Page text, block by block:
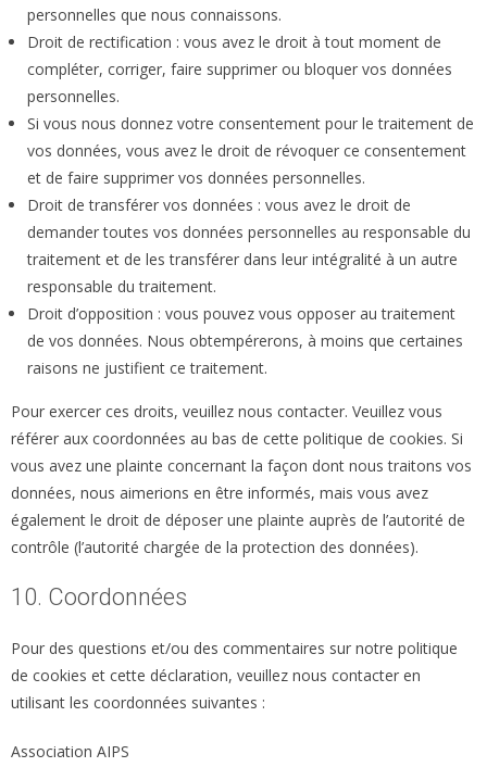
personnelles que nous connaissons.
Droit de rectification : vous avez le droit à tout moment de
compléter, corriger, faire supprimer ou bloquer vos données
personnelles.
Si vous nous donnez votre consentement pour le traitement de
vos données, vous avez le droit de révoquer ce consentement
et de faire supprimer vos données personnelles.
Droit de transférer vos données : vous avez le droit de
demander toutes vos données personnelles au responsable du
traitement et de les transférer dans leur intégralité à un autre
responsable du traitement.
Droit d’opposition : vous pouvez vous opposer au traitement
de vos données. Nous obtempérerons, à moins que certaines
raisons ne justifient ce traitement.
Pour exercer ces droits, veuillez nous contacter. Veuillez vous
référer aux coordonnées au bas de cette politique de cookies. Si
vous avez une plainte concernant la façon dont nous traitons vos
données, nous aimerions en être informés, mais vous avez
également le droit de déposer une plainte auprès de l’autorité de
contrôle (l’autorité chargée de la protection des données).
10. Coordonnées
Pour des questions et/ou des commentaires sur notre politique
de cookies et cette déclaration, veuillez nous contacter en
utilisant les coordonnées suivantes :
Association AIPS